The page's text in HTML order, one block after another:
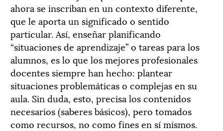
ahora se inscriban en un contexto diferente,
que le aporta un significado o sentido
particular. Así, enseñar planificando
“situaciones de aprendizaje” o tareas para los
alumnos, es lo que los mejores profesionales
docentes siempre han hecho: plantear
situaciones problemáticas o complejas en su
aula. Sin duda, esto, precisa los contenidos
necesarios (saberes básicos), pero tomados
como recursos, no como fines en sí mismos.